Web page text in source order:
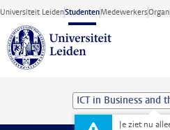
Ga direct naar de inhoud
Universiteit LeidenStudentenMedewerkers
Je ziet nu